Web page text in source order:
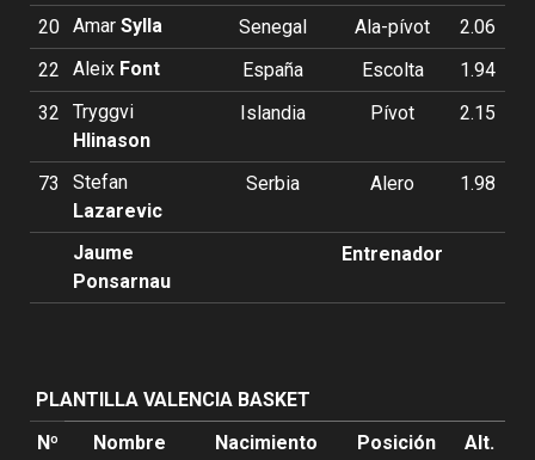
20 Amar Sylla Senegal Ala-pívot
2.06
22
Aleix Font España Escolta
1.94
32
Tryggvi
Hlinason
Islandia Pívot 2.15
73
Stefan
Lazarevic
Serbia Alero 1.98
Jaume
Ponsarnau
Entrenador
PLANTILLA VALENCIA BASKET
Nº
Nombre Nacimiento Posición
Alt.